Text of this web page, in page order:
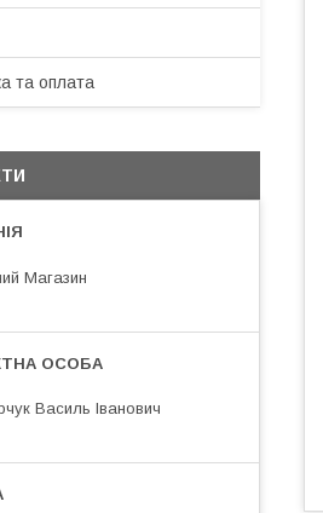
та оплата
Магазин
Василь Іванович